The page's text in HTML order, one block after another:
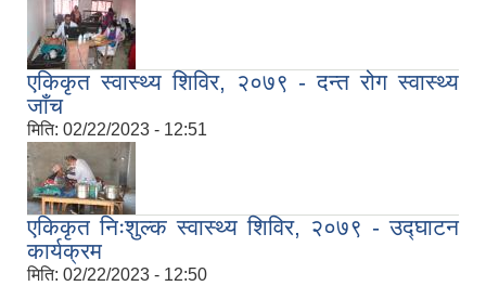
एकिकृत स्वास्थ्य शिविर, २०७९ - दन्त रोग स्वास्थ्य
जाँच
मिति: 02/22/2023 - 12:51
एकिकृत निःशुल्क स्वास्थ्य शिविर, २०७९ - उद्घाटन
कार्यक्रम
मिति: 02/22/2023 - 12:50